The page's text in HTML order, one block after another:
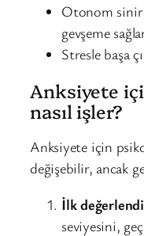
Otonom sinir
gevşeme
Stresle başa
Anksiyete
nasıl işler?
Anksiyete için
değişebilir, ancak
İlk
seviyesini,